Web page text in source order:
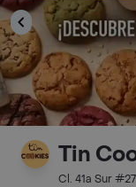
Tin
Cl. 41a Sur